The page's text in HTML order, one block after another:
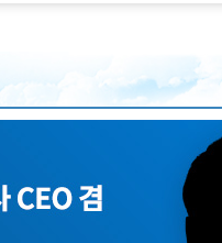
산업핵심분석
전공핵심분석
합격자소서 핵심분석